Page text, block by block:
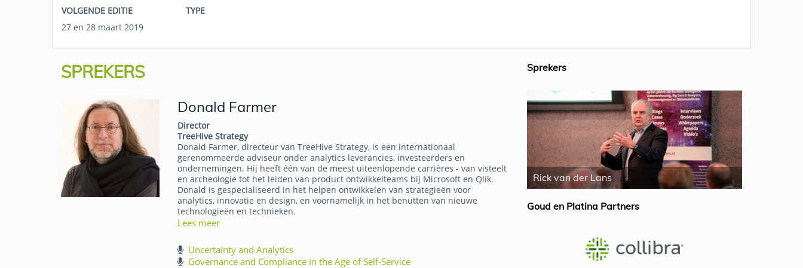
VOLGENDE EDITIE
TYPE
27 en 28 maart 2019
SPREKERS
Donald Farmer
Director
TreeHive Strategy
Donald Farmer, directeur van TreeHive Strategy, is een internationaal
gerenommeerde adviseur onder analytics leverancies, investeerders en
ondernemingen. Hij heeft één van de meest uiteenlopende carrières - van visteelt
en archeologie tot het leiden van product ontwikkelteams bij Microsoft en Qlik.
Donald is gespecialiseerd in het helpen ontwikkelen van strategieën voor
analytics, innovatie en design, en voornamelijk in het benutten van nieuwe
technologieën en technieken.
Lees meer
Uncertainty and Analytics
Governance and Compliance in the Age of Self-Service
Sprekers
Donald Farmer Rick van der Lans Mike Ferguson
Goud en Platina Partners